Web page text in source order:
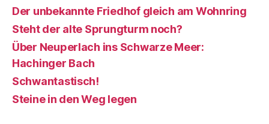
Der unbekannte Friedhof gleich am Wohnring
Steht der alte Sprungturm noch?
Über Neuperlach ins Schwarze Meer:
Hachinger Bach
Schwantastisch!
Steine in den Weg legen